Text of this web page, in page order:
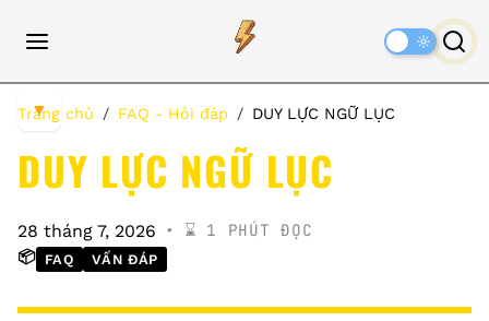
Trang chủ FAQ - Hỏi đáp DUY LỰC NGỮ LỤC
DUY LỰC NGỮ LỤC
28 tháng 7, 2026 ⌛️ 1 PHÚT ĐỌC
📦 FAQ VẤN ĐÁP
▼